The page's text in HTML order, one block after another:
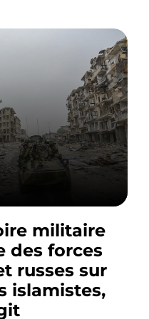
militaire
des forces
russes sur
islamistes,